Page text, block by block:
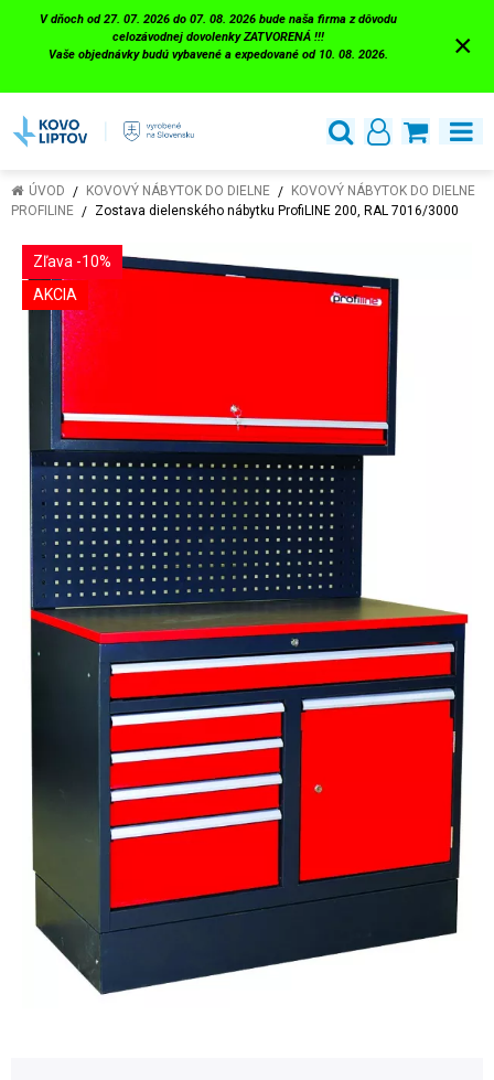
V dňoch od 27. 07. 2026 do 07. 08. 2026 bude naša firma z dôvodu
celozávodnej dovolenky ZATVORENÁ !!!
Vaše objednávky budú vybavené a expedované od 10. 08. 2026.
×
ÚVOD KOVOVÝ NÁBYTOK DO DIELNE
KOVOVÝ NÁBYTOK DO DIELNE
PROFILINE
Zostava dielenského nábytku ProfiLINE 200, RAL 7016/3000
Zľava -10%
AKCIA